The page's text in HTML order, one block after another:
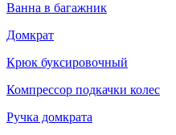
Ванна в багажник
Домкрат
Крюк буксировочный
Компрессор подкачки колес
Ручка домкрата